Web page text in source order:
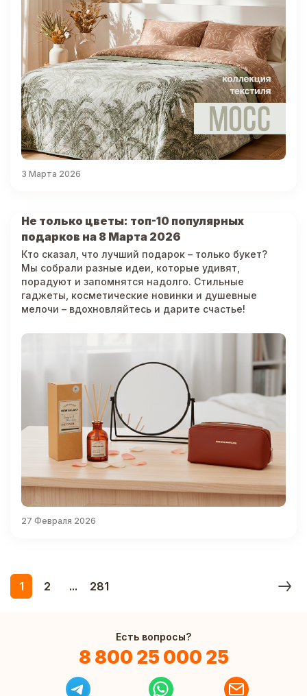
3 Марта 2026
27 Февраля 2026
Не только цветы: топ-10 популярных
подарков на 8 Марта 2026
Кто сказал, что лучший подарок – только букет?
Мы собрали разные идеи, которые удивят,
порадуют и запомнятся надолго. Стильные
гаджеты, косметические новинки и душевные
мелочи – вдохновляйтесь и дарите счастье!
1 2 ... 281
Есть вопросы?
8 800 25 000 25